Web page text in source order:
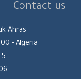
Contact us
Ahras
- Algeria